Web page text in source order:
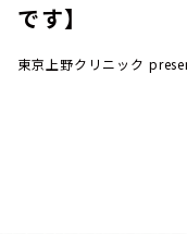
です】
東京上野クリニック